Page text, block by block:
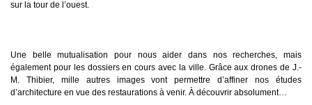
sur la tour de l’ouest.
Une belle mutualisation pour nous aider dans nos recherches, mais
également pour les dossiers en cours avec la ville. Grâce aux drones de J.-
M. Thibier, mille autres images vont permettre d’affiner nos études
d’architecture en vue des restaurations à venir. À découvrir absolument…